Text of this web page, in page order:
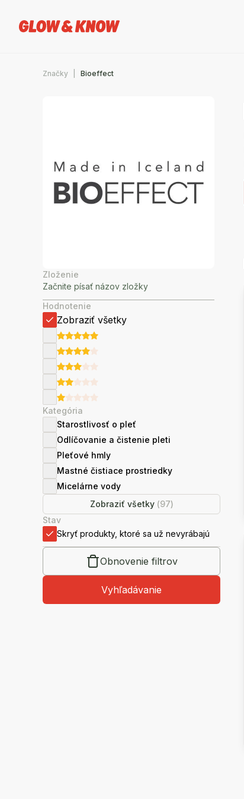
Značky Bioeffect
Zloženie
Hodnotenie
Zobraziť všetky
Kategória
Starostlivosť o pleť
Odlíčovanie a čistenie pleti
Pleťové hmly
Mastné čistiace prostriedky
Micelárne vody
Zobraziť všetky (97)
Stav
Skryť produkty, ktoré sa už nevyrábajú
Obnovenie filtrov
Vyhľadávanie